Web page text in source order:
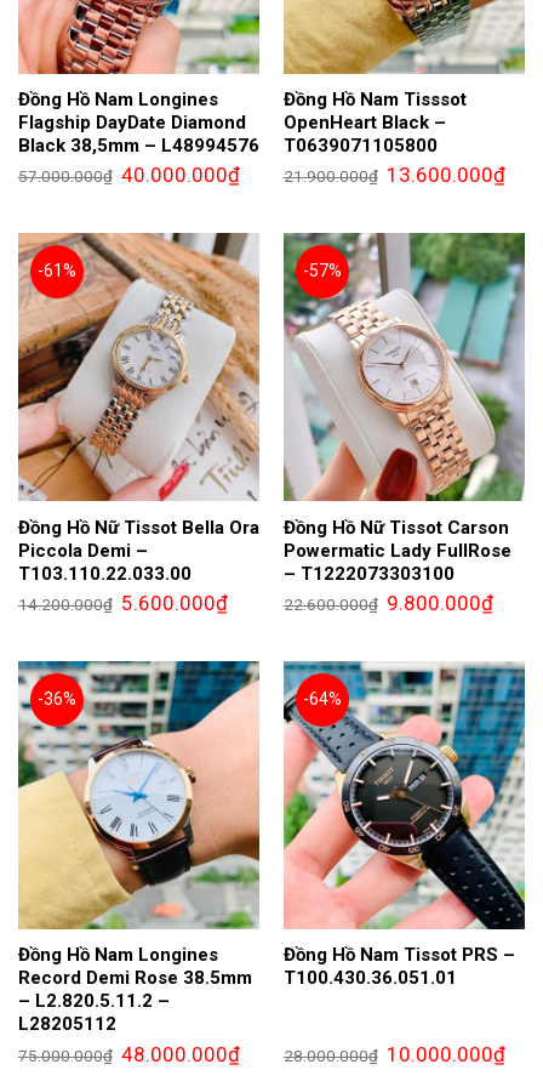
Đồng Hồ Nam Longines
Flagship DayDate Diamond
Black 38,5mm – L48994576
57.000.000₫ Giá
gốc
40.000.000₫Giá
hiện
40.000.000₫.
Đồng Hồ Nam Tisssot
OpenHeart Black –
T0639071105800
21.900.000₫ Giá
gốc
13.600.000₫Giá
hiện
-61%
Đồng Hồ Nữ Tissot Bella Ora
Piccola Demi –
T103.110.22.033.00
14.200.000₫ Giá
gốc
5.600.000₫Giá
hiện
5.600.000₫.
-57%
Đồng Hồ Nữ Tissot Carson
Powermatic Lady FullRose
– T1222073303100
22.600.000₫ Giá
gốc
9.800.000₫Giá
hiện
-36%
Đồng Hồ Nam Longines
Record Demi Rose 38.5mm
– L2.820.5.11.2 –
L28205112
75.000.000₫ Giá
gốc
48.000.000₫Giá
hiện
-64%
Đồng Hồ Nam Tissot PRS –
T100.430.36.051.01
28.000.000₫ Giá
gốc
10.000.000₫Giá
hiện